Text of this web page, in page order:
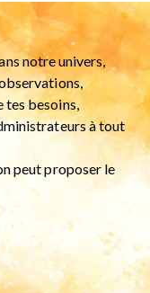
notre univers,
tes besoins,
à tout
peut proposer le